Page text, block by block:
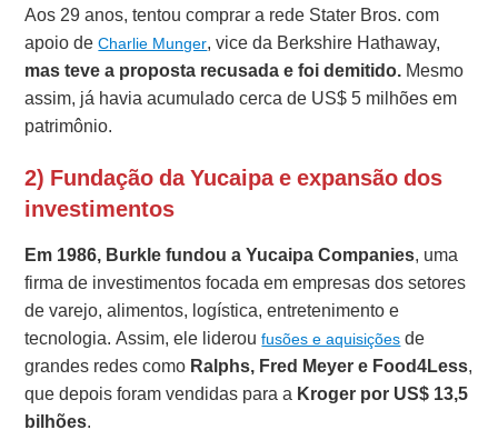
Aos 29 anos, tentou comprar a rede Stater Bros. com
apoio deCharlie Munger, vice da Berkshire Hathaway,
mas teve a proposta recusada e foi demitido. Mesmo
assim, já havia acumulado cerca de US$ 5 milhões em
patrimônio.
2) Fundação da Yucaipa e expansão dos
investimentos
Em 1986, Burkle fundou a Yucaipa Companies, uma
firma de investimentos focada em empresas dos setores
de varejo, alimentos, logística, entretenimento e
tecnologia. Assim, ele lideroufusões e aquisições de
grandes redes como Ralphs, Fred Meyer e Food4Less,
que depois foram vendidas para a Kroger por US$ 13,5
bilhões.